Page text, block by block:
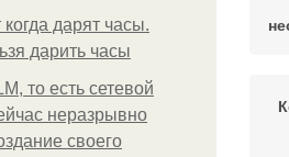
когда дарят часы.
дарить часы
то есть сетевой
неразрывно
своего